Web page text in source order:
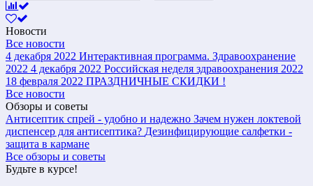
Новости
Все новости
4 декабря 2022 Интерактивная программа. Здравоохранение
2022 4 декабря 2022 Российская неделя здравоохранения 2022
18 февраля 2022 ПРАЗДНИЧНЫЕ СКИДКИ !
Все новости
Обзоры и советы
Антисептик спрей - удобно и надежно Зачем нужен локтевой
диспенсер для антисептика? Дезинфицирующие салфетки -
защита в кармане
Все обзоры и советы
Будьте в курсе!